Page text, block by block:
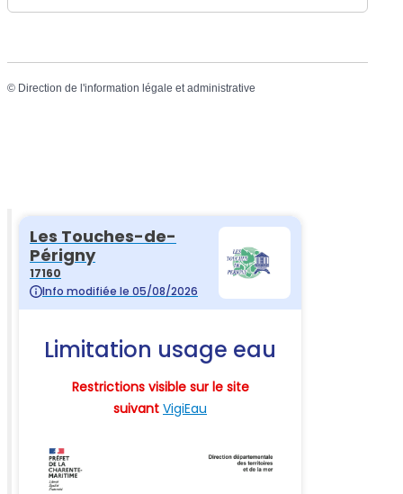
© Direction de l'information légale et administrative